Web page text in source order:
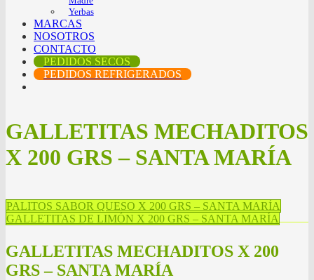
Yerbas
MARCAS
NOSOTROS
CONTACTO
PEDIDOS SECOS
PEDIDOS REFRIGERADOS
GALLETITAS MECHADITOS
X 200 GRS – SANTA MARÍA
PALITOS SABOR QUESO X 200 GRS – SANTA MARÍA
GALLETITAS DE LIMÓN X 200 GRS – SANTA MARÍA
GALLETITAS MECHADITOS X 200
GRS – SANTA MARÍA